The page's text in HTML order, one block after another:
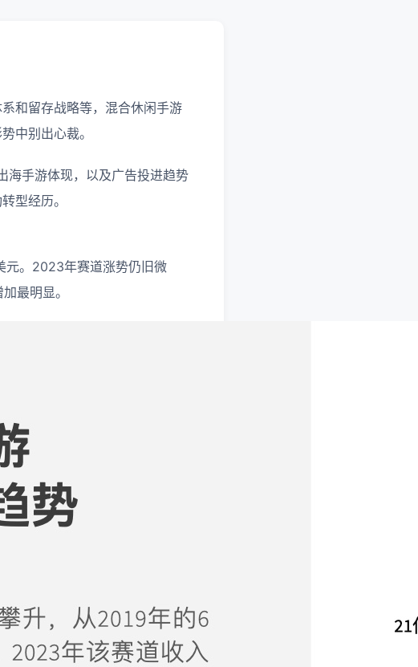
和留存战略等，混合休闲手游
中别出心裁。
海手游体现，以及广告投进趋势
型经历。
元。2023年赛道涨势仍旧微
最明显。